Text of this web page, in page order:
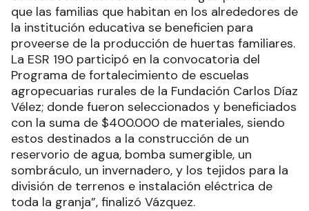
que las familias que habitan en los alrededores de
la institución educativa se beneficien para
proveerse de la producción de huertas familiares.
La ESR 190 participó en la convocatoria del
Programa de fortalecimiento de escuelas
agropecuarias rurales de la Fundación Carlos Díaz
Vélez; donde fueron seleccionados y beneficiados
con la suma de $400.000 de materiales, siendo
estos destinados a la construcción de un
reservorio de agua, bomba sumergible, un
sombráculo, un invernadero, y los tejidos para la
división de terrenos e instalación eléctrica de
toda la granja”, finalizó Vázquez.